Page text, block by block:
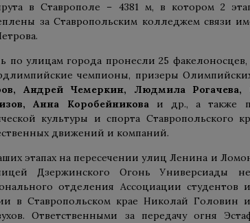
в Ставрополе – 4381 м, в котором 2
за Ставропольским колледжем связи
по улицам города пронесли 25
чемпионы, призеры
Андрей Чемеркин, Людмила Рогачева,
Анна Коробейниковаи др., а также
культуры и спорта Ставропольского
движений и компаний.
этапах на пересечении улиц Ленина и
Дзержинского Огонь Универсиады
отделения Ассоциации студентов
в Ставропольском крае Николай Головин
Ответственными за передачу огня